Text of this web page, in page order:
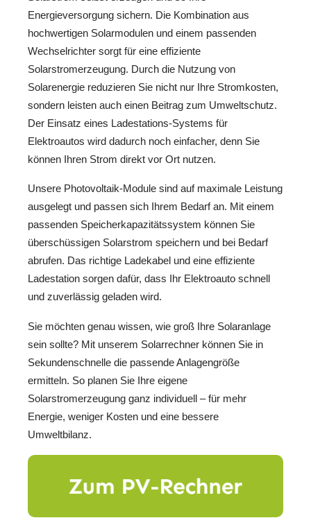
Energieversorgung sichern. Die Kombination aus
hochwertigen Solarmodulen und einem passenden
Wechselrichter sorgt für eine effiziente
Solarstromerzeugung. Durch die Nutzung von
Solarenergie reduzieren Sie nicht nur Ihre Stromkosten,
sondern leisten auch einen Beitrag zum Umweltschutz.
Der Einsatz eines Ladestations-Systems für
Elektroautos wird dadurch noch einfacher, denn Sie
können Ihren Strom direkt vor Ort nutzen.
Unsere Photovoltaik-Module sind auf maximale Leistung
ausgelegt und passen sich Ihrem Bedarf an. Mit einem
passenden Speicherkapazitätssystem können Sie
überschüssigen Solarstrom speichern und bei Bedarf
abrufen. Das richtige Ladekabel und eine effiziente
Ladestation sorgen dafür, dass Ihr Elektroauto schnell
und zuverlässig geladen wird.
Sie möchten genau wissen, wie groß Ihre Solaranlage
sein sollte? Mit unserem Solarrechner können Sie in
Sekundenschnelle die passende Anlagengröße
ermitteln. So planen Sie Ihre eigene
Solarstromerzeugung ganz individuell – für mehr
Energie, weniger Kosten und eine bessere
Umweltbilanz.